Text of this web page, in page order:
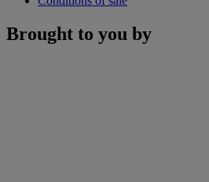
Brought to you by